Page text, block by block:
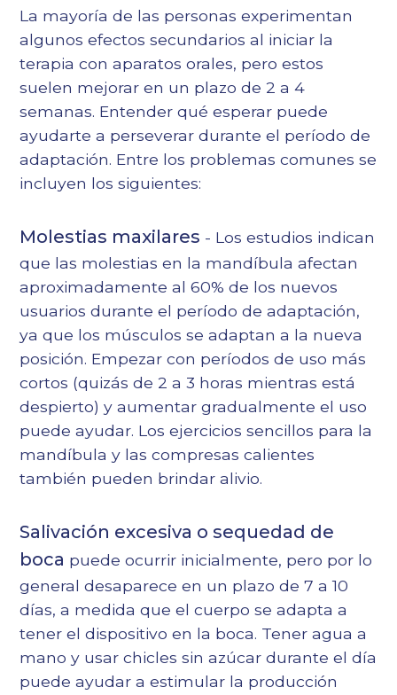
La mayoría de las personas experimentan
algunos efectos secundarios al iniciar la
terapia con aparatos orales, pero estos
suelen mejorar en un plazo de 2 a 4
semanas. Entender qué esperar puede
ayudarte a perseverar durante el período de
adaptación. Entre los problemas comunes se
incluyen los siguientes:
Molestias maxilares - Los estudios indican
que las molestias en la mandíbula afectan
aproximadamente al 60% de los nuevos
usuarios durante el período de adaptación,
ya que los músculos se adaptan a la nueva
posición. Empezar con períodos de uso más
cortos (quizás de 2 a 3 horas mientras está
despierto) y aumentar gradualmente el uso
puede ayudar. Los ejercicios sencillos para la
mandíbula y las compresas calientes
también pueden brindar alivio.
Salivación excesiva o sequedad de
boca puede ocurrir inicialmente, pero por lo
general desaparece en un plazo de 7 a 10
días, a medida que el cuerpo se adapta a
tener el dispositivo en la boca. Tener agua a
mano y usar chicles sin azúcar durante el día
puede ayudar a estimular la producción